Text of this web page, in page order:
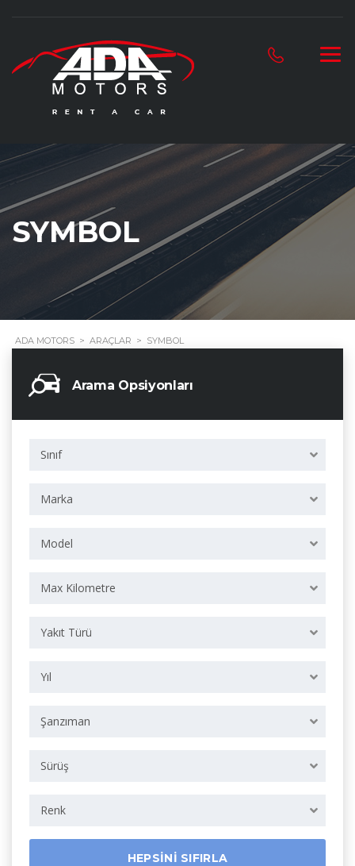
SYMBOL
ADA MOTORS > ARAÇLAR > SYMBOL
Arama Opsiyonları
Sınıf
Marka
Model
Max Kilometre
Yakıt Türü
Yıl
Şanzıman
Sürüş
Renk
HEPSINI SIFIRLA